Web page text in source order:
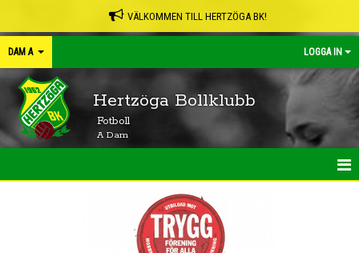
VÄLKOMMEN TILL HERTZÖGA BK!
DAM A LOGGA IN
Hertzöga Bollklubb
Fotboll
A Dam